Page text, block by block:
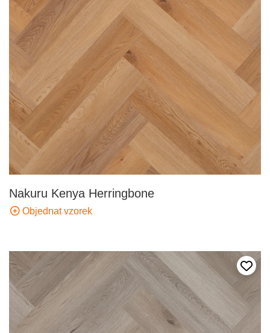
Nakuru Kenya Herringbone
Objednat vzorek